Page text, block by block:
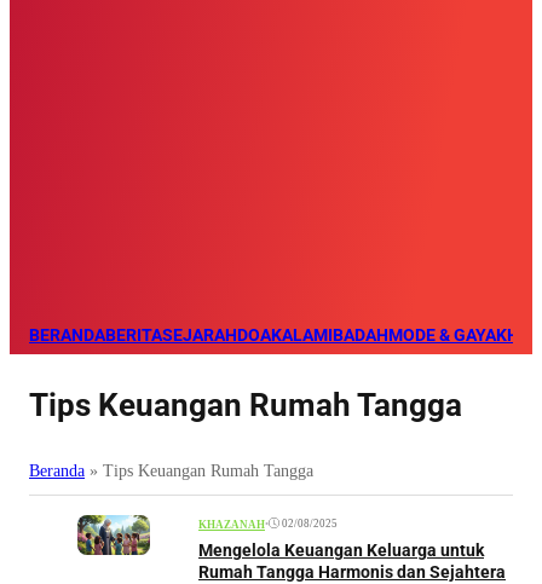
BERANDABERITASEJARAHDOAKALAMIBADAHMODE & GAYA
Tips Keuangan Rumah Tangga
Beranda » Tips Keuangan Rumah Tangga
KHAZANAH• 02/08/2025
Mengelola Keuangan Keluarga untuk
Rumah Tangga Harmonis dan Sejahtera